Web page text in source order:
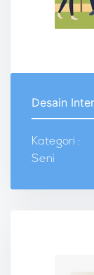
Desain
Kategori :
Seni